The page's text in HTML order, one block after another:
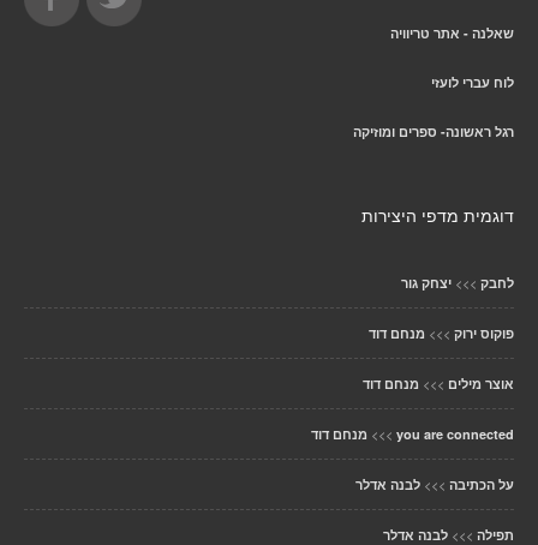
שאלנה - אתר טריוויה
לוח עברי לועזי
רגל ראשונה- ספרים ומוזיקה
דוגמית מדפי היצירות
לחבק >>> יצחק גור
פוקוס ירוק >>> מנחם דוד
אוצר מילים >>> מנחם דוד
you are connected
>>> מנחם דוד
על הכתיבה >>> לבנה אדלר
תפילה >>> לבנה אדלר